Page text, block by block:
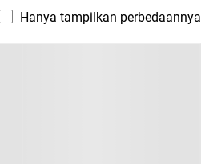
Hanya tampilkan perbedaannya